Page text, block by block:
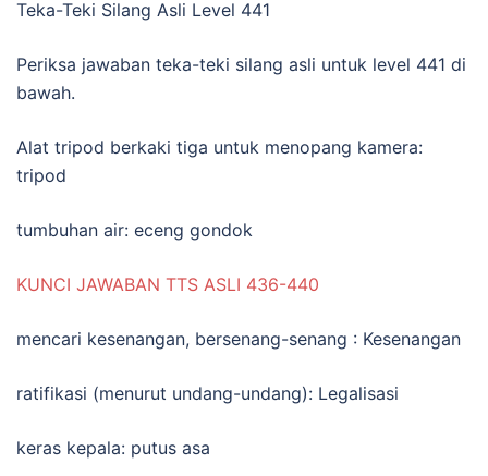
Teka-Teki Silang Asli Level 441
Periksa jawaban teka-teki silang asli untuk level 441 di
bawah.
Alat tripod berkaki tiga untuk menopang kamera:
tripod
tumbuhan air: eceng gondok
KUNCI JAWABAN TTS ASLI 436-440
mencari kesenangan, bersenang-senang : Kesenangan
ratifikasi (menurut undang-undang): Legalisasi
keras kepala: putus asa